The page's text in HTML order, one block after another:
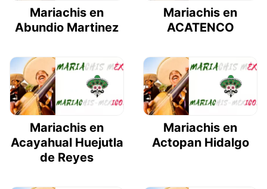
Mariachis en
Abundio Martinez
Mariachis en
ACATENCO
Mariachis en
Acayahual Huejutla
de Reyes
Mariachis en
Actopan Hidalgo